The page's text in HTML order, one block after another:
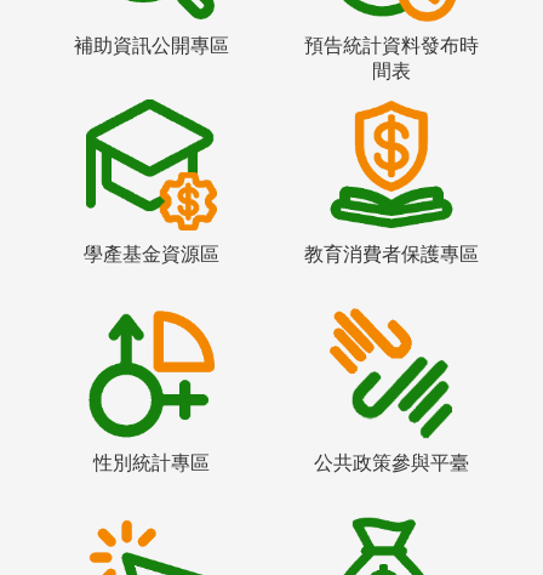
補助資訊公開專區
預告統計資料發布時
間表
學產基金資源區 教育消費者保護專區
性別統計專區 公共政策參與平臺